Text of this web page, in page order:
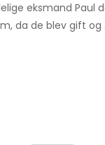
eksmand Paul
da de blev gift og